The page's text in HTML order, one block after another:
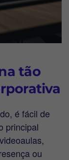
tão
é fácil de
principal
ou